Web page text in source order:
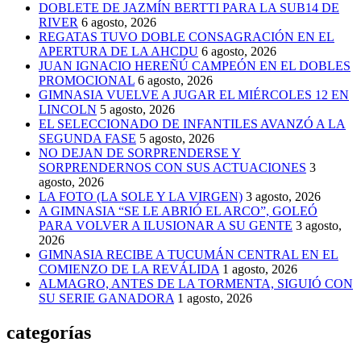
DOBLETE DE JAZMÍN BERTTI PARA LA SUB14 DE
RIVER 6 agosto, 2026
REGATAS TUVO DOBLE CONSAGRACIÓN EN EL
APERTURA DE LA AHCDU 6 agosto, 2026
JUAN IGNACIO HEREÑÚ CAMPEÓN EN EL DOBLES
PROMOCIONAL 6 agosto, 2026
GIMNASIA VUELVE A JUGAR EL MIÉRCOLES 12 EN
LINCOLN 5 agosto, 2026
EL SELECCIONADO DE INFANTILES AVANZÓ A LA
SEGUNDA FASE 5 agosto, 2026
NO DEJAN DE SORPRENDERSE Y
SORPRENDERNOS CON SUS ACTUACIONES 3
agosto, 2026
LA FOTO (LA SOLE Y LA VIRGEN) 3 agosto, 2026
A GIMNASIA “SE LE ABRIÓ EL ARCO”, GOLEÓ
PARA VOLVER A ILUSIONAR A SU GENTE 3 agosto,
2026
GIMNASIA RECIBE A TUCUMÁN CENTRAL EN EL
COMIENZO DE LA REVÁLIDA 1 agosto, 2026
ALMAGRO, ANTES DE LA TORMENTA, SIGUIÓ CON
SU SERIE GANADORA 1 agosto, 2026
categorías